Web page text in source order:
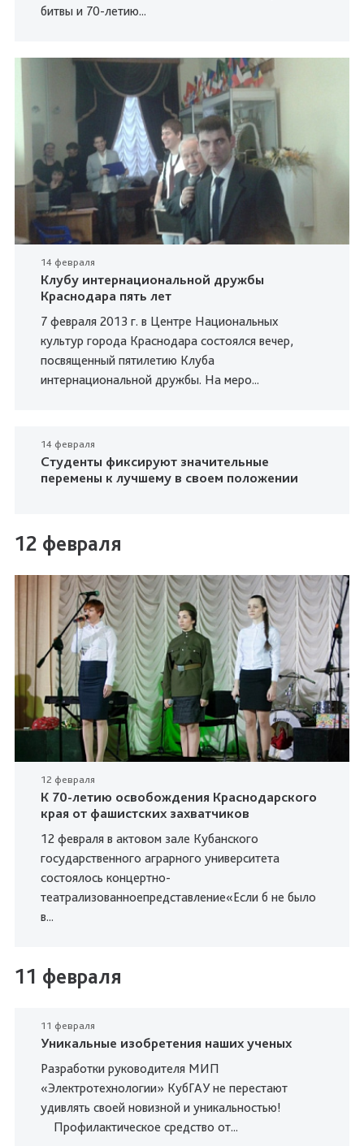
битвы и 70-летию...
14 февраля
Клубу интернациональной дружбы
Краснодара пять лет
7 февраля 2013 г. в Центре Национальных
культур города Краснодара состоялся вечер,
посвященный пятилетию Клуба
интернациональной дружбы. На меро...
14 февраля
Студенты фиксируют значительные
перемены к лучшему в своем положении
12 февраля
12 февраля
К 70-летию освобождения Краснодарского
края от фашистских захватчиков
12 февраля в актовом зале Кубанского
государственного аграрного университета
состоялось концертно-
театрализованноепредставление«Если б не было
в...
11 февраля
11 февраля
Уникальные изобретения наших ученых
Разработки руководителя МИП
«Электротехнологии» КубГАУ не перестают
удивлять своей новизной и уникальностью!
Профилактическое средство от...